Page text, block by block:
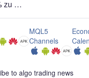
zu –
MQL5
Channels
to algo trading news